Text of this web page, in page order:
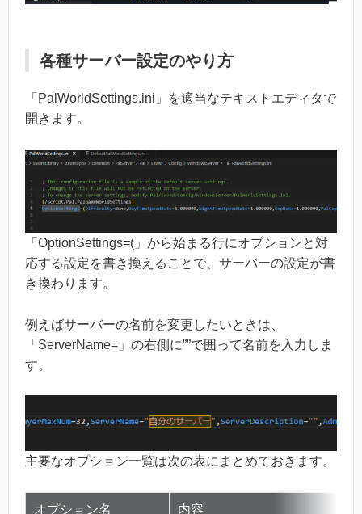
各種サーバー設定のやり方
「PalWorldSettings.ini」を適当なテキストエディタで
開きます。
「OptionSettings=(」から始まる行にオプションと対
応する設定を書き換えることで、サーバーの設定が書
き換わります。
例えばサーバーの名前を変更したいときは、
「ServerName=」の右側に””で囲って名前を入力しま
す。
主要なオプション一覧は次の表にまとめておきます。
オプション名 内容